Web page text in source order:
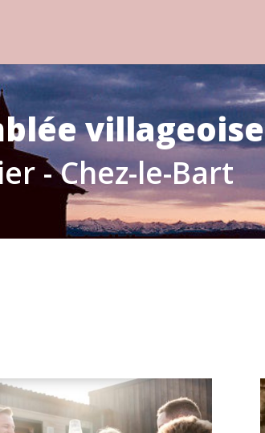
villageoise
- Chez-le-Bart